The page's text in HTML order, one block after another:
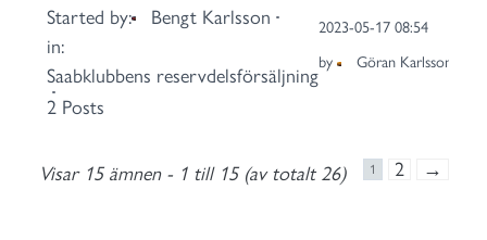
Started by:
Bengt Karlsson
in:
Saabklubbens reservdelsförsäljning
2 Posts
2023-05-17 08:54
by
Göran Karlsson
Visar 15 ämnen - 1 till 15 (av totalt 26) 1 2 →